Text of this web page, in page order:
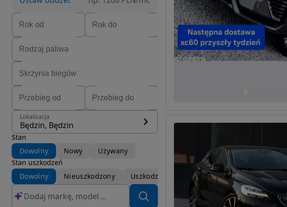
Lokalizacja
Będzin, Będzin
Stan
Dowolny
Nowy
Używany
Stan uszkodzeń
Dowolny
Nieuszkodzony Uszkodzony